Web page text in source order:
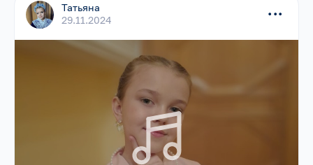
Татьяна
29.11.2024
...